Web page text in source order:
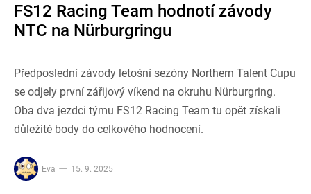
FS12 Racing Team hodnotí závody
NTC na Nürburgringu
Předposlední závody letošní sezóny Northern Talent Cupu
se odjely první zářijový víkend na okruhu Nürburgring.
Oba dva jezdci týmu FS12 Racing Team tu opět získali
důležité body do celkového hodnocení.
Eva 15. 9. 2025